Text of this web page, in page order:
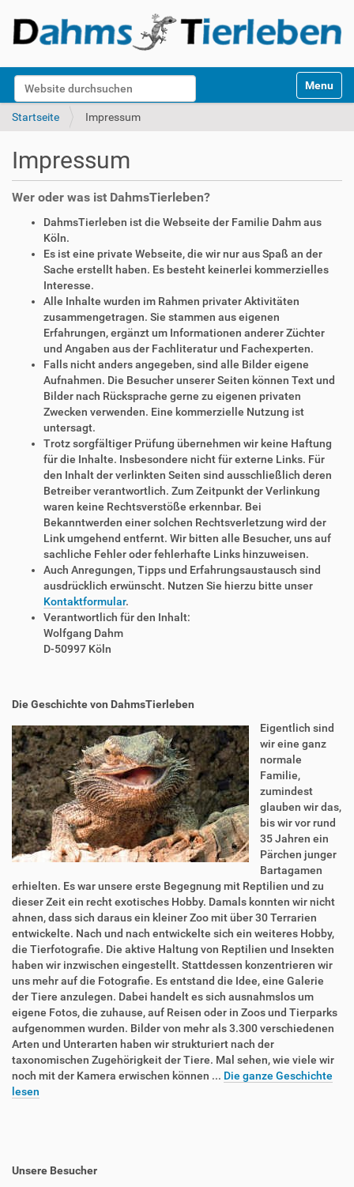
Website durchsuchen
k
Toggle
Startseite Impressum
Impressum
Wer oder was ist DahmsTierleben?
DahmsTierleben ist die Webseite der Familie Dahm aus
Köln.
Es ist eine private Webseite, die wir nur aus Spaß an der
Sache erstellt haben. Es besteht keinerlei kommerzielles
Interesse.
Alle Inhalte wurden im Rahmen privater Aktivitäten
zusammengetragen. Sie stammen aus eigenen
Erfahrungen, ergänzt um Informationen anderer Züchter
und Angaben aus der Fachliteratur und Fachexperten.
Falls nicht anders angegeben, sind alle Bilder eigene
Aufnahmen. Die Besucher unserer Seiten können Text und
Bilder nach Rücksprache gerne zu eigenen privaten
Zwecken verwenden. Eine kommerzielle Nutzung ist
untersagt.
Trotz sorgfältiger Prüfung übernehmen wir keine Haftung
für die Inhalte. Insbesondere nicht für externe Links. Für
den Inhalt der verlinkten Seiten sind ausschließlich deren
Betreiber verantwortlich. Zum Zeitpunkt der Verlinkung
waren keine Rechtsverstöße erkennbar. Bei
Bekanntwerden einer solchen Rechtsverletzung wird der
Link umgehend entfernt. Wir bitten alle Besucher, uns auf
sachliche Fehler oder fehlerhafte Links hinzuweisen.
Auch Anregungen, Tipps und Erfahrungsaustausch sind
ausdrücklich erwünscht. Nutzen Sie hierzu bitte unser
Kontaktformular.
Verantwortlich für den Inhalt:
Wolfgang Dahm
D-50997 Köln
Die Geschichte von DahmsTierleben
Eigentlich sind
wir eine ganz
normale
Familie,
zumindest
glauben wir das,
bis wir vor rund
35 Jahren ein
Pärchen junger
Bartagamen
erhielten. Es war unsere erste Begegnung mit Reptilien und zu
dieser Zeit ein recht exotisches Hobby. Damals konnten wir nicht
ahnen, dass sich daraus ein kleiner Zoo mit über 30 Terrarien
entwickelte. Nach und nach entwickelte sich ein weiteres Hobby,
die Tierfotografie. Die aktive Haltung von Reptilien und Insekten
haben wir inzwischen eingestellt. Stattdessen konzentrieren wir
uns mehr auf die Fotografie. Es entstand die Idee, eine Galerie
der Tiere anzulegen. Dabei handelt es sich ausnahmslos um
eigene Fotos, die zuhause, auf Reisen oder in Zoos und Tierparks
aufgenommen wurden. Bilder von mehr als 3.300 verschiedenen
Arten und Unterarten haben wir strukturiert nach der
taxonomischen Zugehörigkeit der Tiere. Mal sehen, wie viele wir
noch mit der Kamera erwischen können ... Die ganze Geschichte
lesen
Unsere Besucher